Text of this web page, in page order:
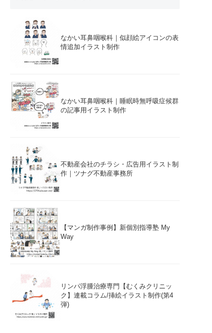
なかい耳鼻咽喉科｜似顔絵アイコンの表
情追加イラスト制作
なかい耳鼻咽喉科｜睡眠時無呼吸症候群
の記事用イラスト制作
不動産会社のチラシ・広告用イラスト制
作｜ツナグ不動産事務所
【マンガ制作事例】新個別指導塾 My
Way
リンパ浮腫治療専門【むくみクリニッ
ク】連載コラム/挿絵イラスト制作(第4
弾)